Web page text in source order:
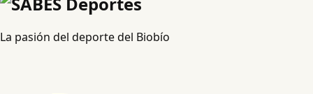
La pasión del deporte del Biobío